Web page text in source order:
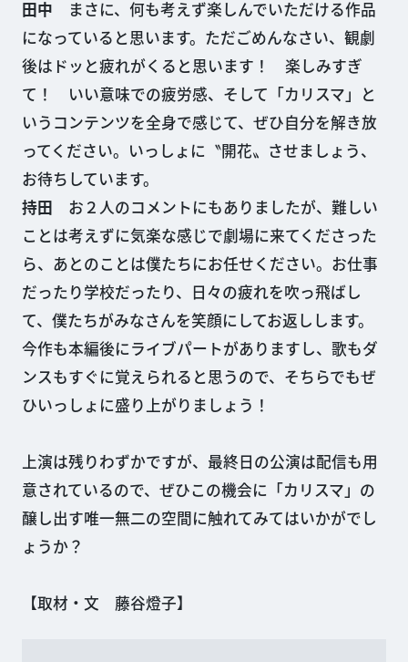
田中 まさに、何も考えず楽しんでいただける作品
になっていると思います。ただごめんなさい、観劇
後はドッと疲れがくると思います！ 楽しみすぎ
て！ いい意味での疲労感、そして「カリスマ」と
いうコンテンツを全身で感じて、ぜひ自分を解き放
ってください。いっしょに〝開花〟させましょう、
お待ちしています。
持田 お２人のコメントにもありましたが、難しい
ことは考えずに気楽な感じで劇場に来てくださった
ら、あとのことは僕たちにお任せください。お仕事
だったり学校だったり、日々の疲れを吹っ飛ばし
て、僕たちがみなさんを笑顔にしてお返しします。
今作も本編後にライブパートがありますし、歌もダ
ンスもすぐに覚えられると思うので、そちらでもぜ
ひいっしょに盛り上がりましょう！
上演は残りわずかですが、最終日の公演は配信も用
意されているので、ぜひこの機会に「カリスマ」の
醸し出す唯一無二の空間に触れてみてはいかがでし
ょうか？
【取材・文 藤谷燈子】